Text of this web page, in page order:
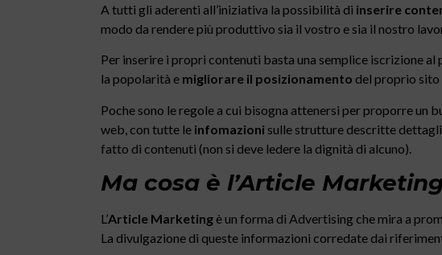
A tutti gli aderenti all’iniziativa la possibilità di inserire
modo da rendere più produttivo sia il vostro e sia il nostro
Per inserire i propri contenuti basta una semplice iscrizione
la popolarità emigliorare il posizionamento del proprio sito
Poche sono le regole a cui bisogna attenersi per proporre un
web, con tutte le infomazioni sulle strutture descritte
fatto di contenuti (non si deve ledere la dignità di alcuno).
Ma cosa è l’Article
L’Article Marketingè un forma di Advertising che mira a
La divulgazione di queste informazioni corredate dai